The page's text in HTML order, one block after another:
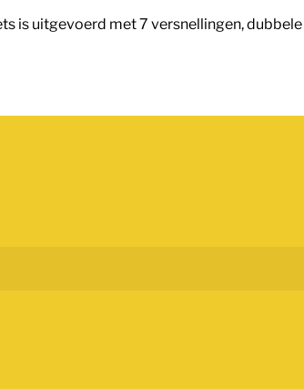
is uitgevoerd met 7 versnellingen,